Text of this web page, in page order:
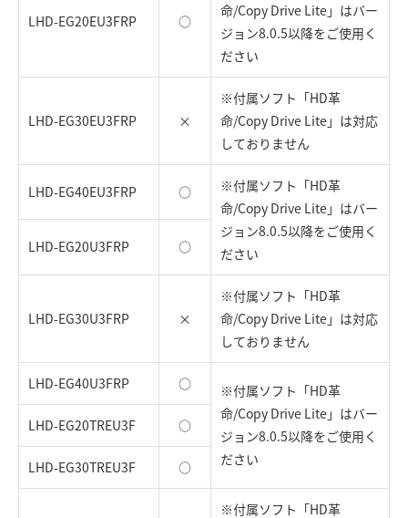
LHD-EG20EU3FRP ○
命/Copy Drive Lite」はバー
ジョン8.0.5以降をご使用く
ださい
LHD-EG30EU3FRP ×
※付属ソフト「HD革
命/Copy Drive Lite」は対応
しておりません
LHD-EG40EU3FRP ○
※付属ソフト「HD革
命/Copy Drive Lite」はバー
ジョン8.0.5以降をご使用く
ださい
LHD-EG20U3FRP ○
LHD-EG30U3FRP ×
※付属ソフト「HD革
命/Copy Drive Lite」は対応
しておりません
LHD-EG40U3FRP ○
※付属ソフト「HD革
命/Copy Drive Lite」はバー
ジョン8.0.5以降をご使用く
ださい
LHD-EG20TREU3F ○
LHD-EG30TREU3F ○
※付属ソフト「HD革